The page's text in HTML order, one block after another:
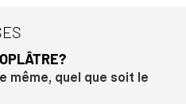
même, quel que soit le